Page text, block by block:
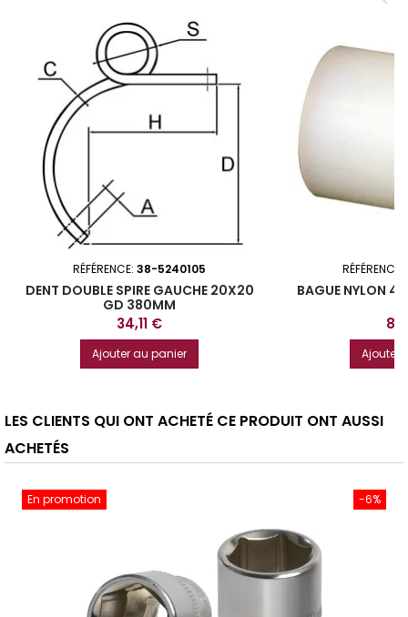
RÉFÉRENCE: 38-5240105
DENT DOUBLE SPIRE GAUCHE 20X20
GD 380MM
Prix
34,11 €
Ajouter au panier
RÉFÉRENCE:
BAGUE NYLON
Prix
Ajouter
LES CLIENTS QUI ONT ACHETÉ CE PRODUIT ONT AUSSI
ACHETÉS
-6%
En promotion